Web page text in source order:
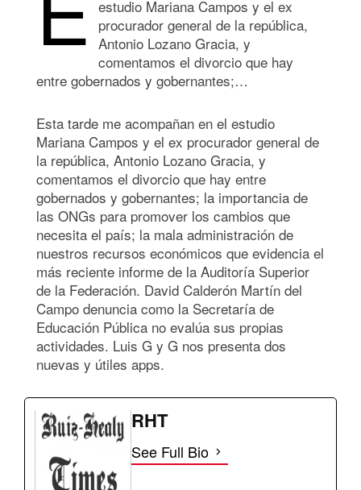
estudio Mariana Campos y el ex
procurador general de la república,
Antonio Lozano Gracia, y
comentamos el divorcio que hay
entre gobernados y gobernantes;…
Esta tarde me acompañan en el estudio
Mariana Campos y el ex procurador general de
la república, Antonio Lozano Gracia, y
comentamos el divorcio que hay entre
gobernados y gobernantes; la importancia de
las ONGs para promover los cambios que
necesita el país; la mala administración de
nuestros recursos económicos que evidencia el
más reciente informe de la Auditoría Superior
de la Federación. David Calderón Martín del
Campo denuncia como la Secretaría de
Educación Pública no evalúa sus propias
actividades. Luis G y G nos presenta dos
nuevas y útiles apps.
RHT
See Full Bio